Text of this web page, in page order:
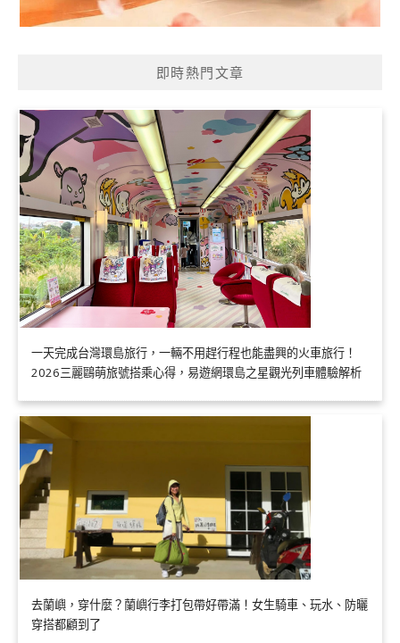
即時熱門文章
一天完成台灣環島旅行，一輛不用趕行程也能盡興的火車旅行！
2026三麗鷗萌旅號搭乘心得，易遊網環島之星觀光列車體驗解析
去蘭嶼，穿什麼？蘭嶼行李打包帶好帶滿！女生騎車、玩水、防曬
穿搭都顧到了